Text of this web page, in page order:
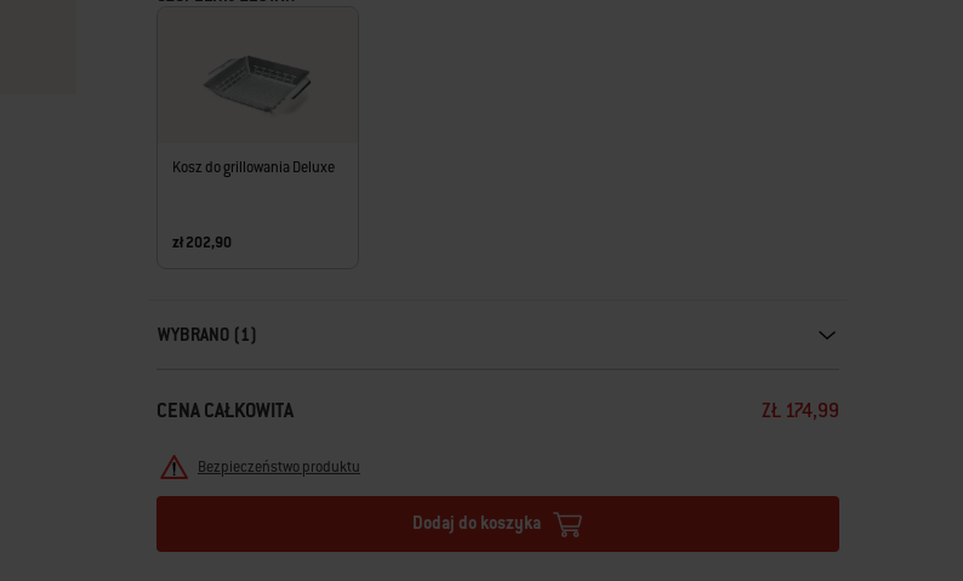
Kosz do grillowania Deluxe
zł 202,90
WYBRANO (1)
CENA CAŁKOWITA ZŁ 174,99
Bezpieczeństwo produktu
Dodaj do koszyka